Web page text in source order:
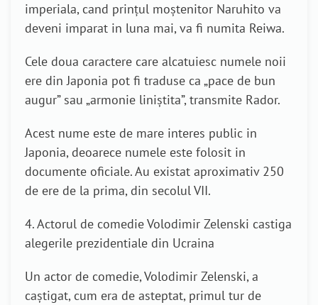
imperiala, cand prinţul moştenitor Naruhito va
deveni imparat in luna mai, va fi numita Reiwa.
Cele doua caractere care alcatuiesc numele noii
ere din Japonia pot fi traduse ca „pace de bun
augur” sau „armonie liniştita”, transmite Rador.
Acest nume este de mare interes public in
Japonia, deoarece numele este folosit in
documente oficiale. Au existat aproximativ 250
de ere de la prima, din secolul VII.
4. Actorul de comedie Volodimir Zelenski castiga
alegerile prezidentiale din Ucraina
Un actor de comedie, Volodimir Zelenski, a
caştigat, cum era de asteptat, primul tur de